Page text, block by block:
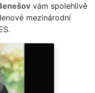
vám spolehlivě
mezinárodní